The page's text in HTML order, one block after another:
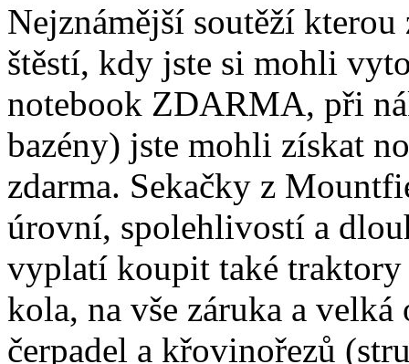
Nejznámější soutěží
štěstí, kdy jste si mohli
notebook ZDARMA, při
bazény) jste mohli získat
zdarma. Sekačky z
úrovní, spolehlivostí a
vyplatí koupit také
kola, na vše záruka a
čerpadel a křovinořezů